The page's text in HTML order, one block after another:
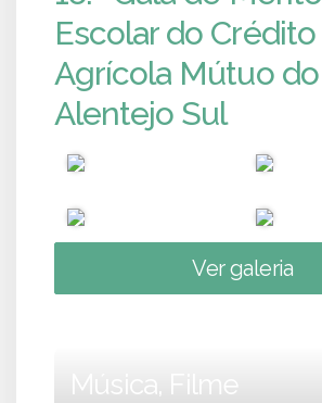
Escolar do Crédito
Agrícola Mútuo do
Alentejo Sul
Ver galeria
Música, Filme